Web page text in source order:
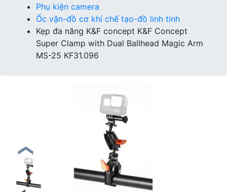
Phụ kiện camera
Ốc vặn-đồ cơ khí chế tạo-đồ linh tinh
Kẹp đa năng K&F concept K&F Concept
Super Clamp with Dual Ballhead Magic Arm
MS-25 KF31.096
❮